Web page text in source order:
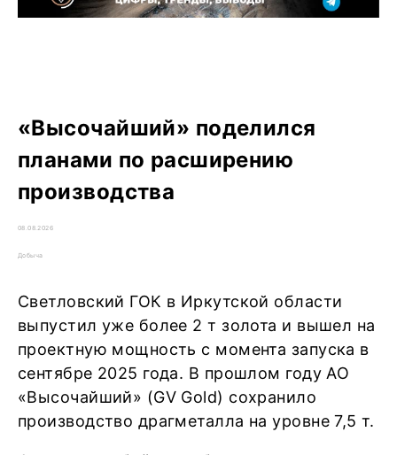
«Высочайший» поделился
планами по расширению
производства
08.08.2026
Добыча
Светловский ГОК в Иркутской области
выпустил уже более 2 т золота и вышел на
проектную мощность с момента запуска в
сентябре 2025 года. В прошлом году АО
«Высочайший» (GV Gold) сохранило
производство драгметалла на уровне 7,5 т.